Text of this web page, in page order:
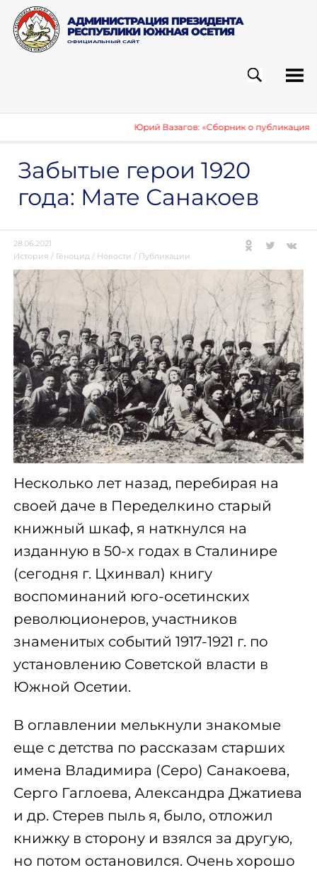
АДМИНИСТРАЦИЯ ПРЕЗИДЕНТА
РЕСПУБЛИКИ ЮЖНАЯ ОСЕТИЯ
ОФИЦИАЛЬНЫЙ САЙТ
ПОИСК
Юрий Вазагов: «Сборник о публикациях
Забытые герои 1920
года: Мате Санакоев
28.06.2021
История / Геноцид / Новости / Публикации
Несколько лет назад, перебирая на
своей даче в Переделкино старый
книжный шкаф, я наткнулся на
изданную в 50-х годах в Сталинире
(сегодня г. Цхинвал) книгу
воспоминаний юго-осетинских
революционеров, участников
знаменитых событий 1917-1921 г. по
установлению Советской власти в
Южной Осетии.
В оглавлении мелькнули знакомые
еще с детства по рассказам старших
имена Владимира (Серо) Санакоева,
Серго Гаглоева, Александра Джатиева
и др. Стерев пыль я, было, отложил
книжку в сторону и взялся за другую,
но потом остановился. Очень хорошо